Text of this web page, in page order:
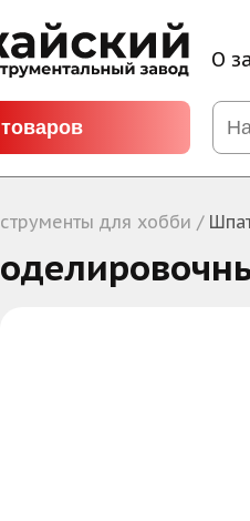
О
для хобби /